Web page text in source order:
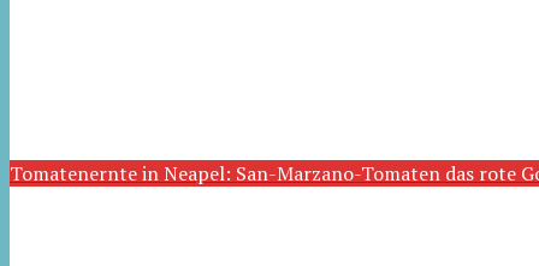
Tomatenernte in Neapel: San-Marzano-Tomaten das rote